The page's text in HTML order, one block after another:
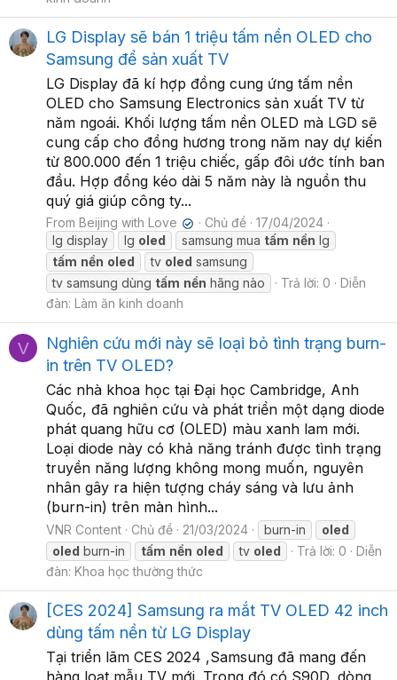
LG Display sẽ bán 1 triệu tấm nền OLED cho
Samsung để sản xuất TV
LG Display đã kí hợp đồng cung ứng tấm nền
OLED cho Samsung Electronics sản xuất TV từ
năm ngoái. Khối lượng tấm nền OLED mà LGD sẽ
cung cấp cho đồng hương trong năm nay dự kiến
từ 800.000 đến 1 triệu chiếc, gấp đôi ước tính ban
đầu. Hợp đồng kéo dài 5 năm này là nguồn thu
quý giá giúp công ty...
From Beijing with Love ✔ Chủ đề
17/04/2024
lg display
lg oled samsung mua tấm nền lg
tấm nền oled tv oled samsung
tv samsung dùng tấm nền hãng nào Trả lời: 0
Diễn
đàn: Làm ăn kinh doanh
V
Nghiên cứu mới này sẽ loại bỏ tình trạng burn-
in trên TV OLED?
Các nhà khoa học tại Đại học Cambridge, Anh
Quốc, đã nghiên cứu và phát triển một dạng diode
phát quang hữu cơ (OLED) màu xanh lam mới.
Loại diode này có khả năng tránh được tình trạng
truyền năng lượng không mong muốn, nguyên
nhân gây ra hiện tượng cháy sáng và lưu ảnh
(burn-in) trên màn hình...
VNR Content Chủ đề 21/03/2024 burn-in
oled
oled burn-in tấm nền oled tv oled Trả lời: 0
Diễn
đàn: Khoa học thường thức
[CES 2024] Samsung ra mắt TV OLED 42 inch
dùng tấm nền từ LG Display
Tại triển lãm CES 2024 ,Samsung đã mang đến
hàng loạt mẫu TV mới. Trong đó có S90D, dòng